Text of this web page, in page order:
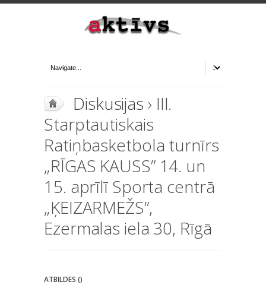
Diskusijas › III.
Starptautiskais
Ratiņbasketbola turnīrs
„RĪGAS KAUSS” 14. un
15. aprīlī Sporta centrā
„ĶEIZARMEŽS”,
Ezermalas iela 30, Rīgā
ATBILDES ()